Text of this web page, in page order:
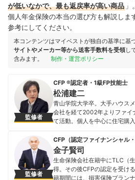
が低いなかで、最も返戻率が高い商品
個人年金保険の本当の選び方も解説しま
参考にしてください。
本コンテンツはマイベストが独自の基準に基
サイトやメーカー等から送客手数料を受領し
含みます。
制作・運営ポリシー
監修者
CFP ®認定者・1級FP技能士
松浦建二
青山学院大学卒。大手ハウス
会社を経て2002年よりファイ
て活動。個人を中心に住宅購
産分野を中心に、一般消費者
ナー向けセミナーの講師など
学非常勤講師。オールアバウ
松浦建二のプロフィール
監修者
CFP（認定ファイナンシャル・
金子賢司
生命保険会社在籍中にTLC（
得。その後CFPの認定を受け
籍期間には、損害保険プラン